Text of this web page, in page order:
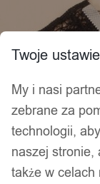
Twoje
My i nasi
zebrane za
technologii,
naszej stronie,
także w